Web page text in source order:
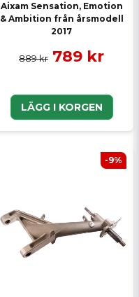
Aixam Sensation, Emotion
& Ambition från årsmodell
2017
889 kr 789 kr
LÄGG I KORGEN
-9%